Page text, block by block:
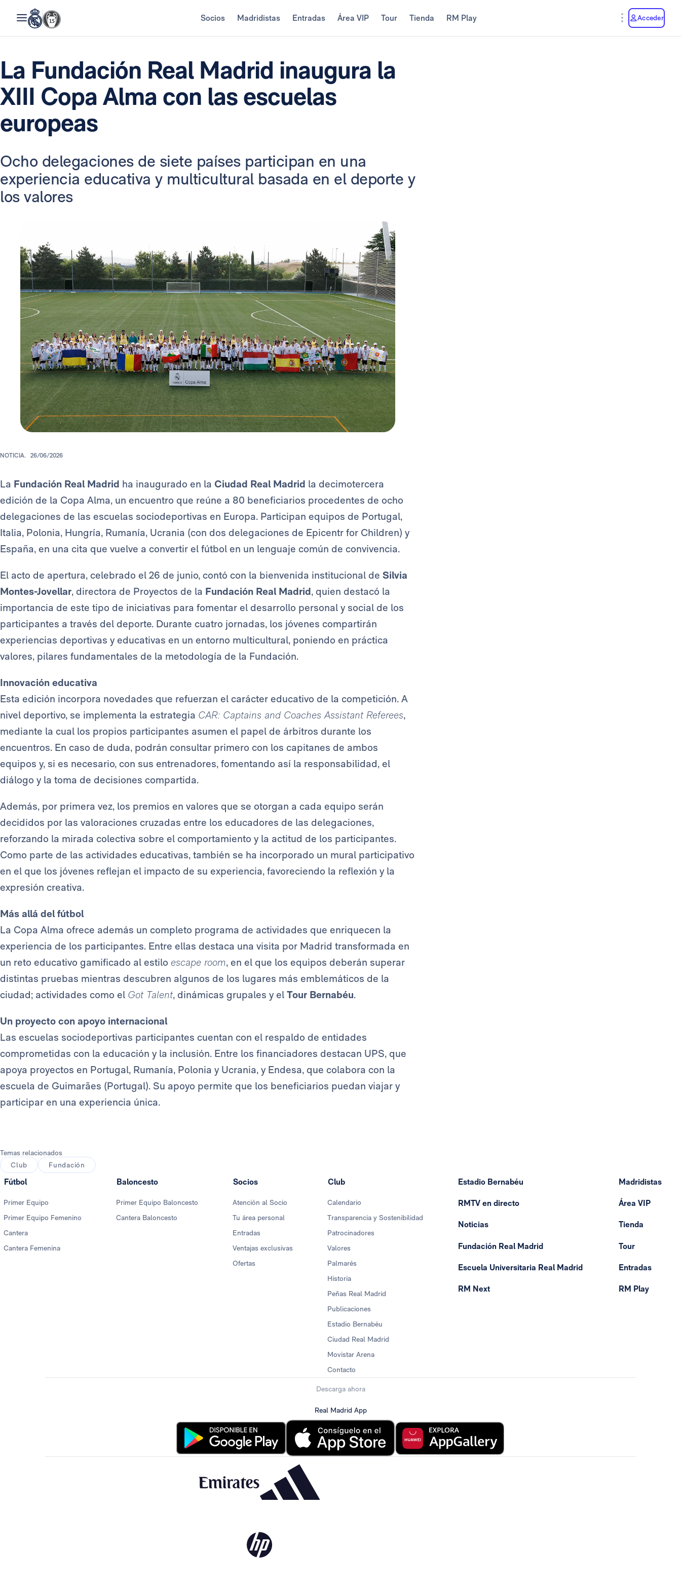
Socios Madridistas Entradas Área VIP Tour Tienda RM Play Acceder
La Fundación Real Madrid inaugura la
XIII Copa Alma con las escuelas
europeas
Ocho delegaciones de siete países participan en una
experiencia educativa y multicultural basada en el deporte y
los valores
NOTICIA. 26/06/2026
La Fundación Real Madrid ha inaugurado en la Ciudad Real Madrid la decimotercera
edición de la Copa Alma, un encuentro que reúne a 80 beneficiarios procedentes de ocho
delegaciones de las escuelas sociodeportivas en Europa. Participan equipos de Portugal,
Italia, Polonia, Hungría, Rumanía, Ucrania (con dos delegaciones de Epicentr for Children) y
España, en una cita que vuelve a convertir el fútbol en un lenguaje común de convivencia.
El acto de apertura, celebrado el 26 de junio, contó con la bienvenida institucional de Silvia
Montes-Jovellar, directora de Proyectos de la Fundación Real Madrid, quien destacó la
importancia de este tipo de iniciativas para fomentar el desarrollo personal y social de los
participantes a través del deporte. Durante cuatro jornadas, los jóvenes compartirán
experiencias deportivas y educativas en un entorno multicultural, poniendo en práctica
valores, pilares fundamentales de la metodología de la Fundación.
Innovación educativa
Esta edición incorpora novedades que refuerzan el carácter educativo de la competición. A
nivel deportivo, se implementa la estrategia CAR: Captains and Coaches Assistant Referees,
mediante la cual los propios participantes asumen el papel de árbitros durante los
encuentros. En caso de duda, podrán consultar primero con los capitanes de ambos
equipos y, si es necesario, con sus entrenadores, fomentando así la responsabilidad, el
diálogo y la toma de decisiones compartida.
Además, por primera vez, los premios en valores que se otorgan a cada equipo serán
decididos por las valoraciones cruzadas entre los educadores de las delegaciones,
reforzando la mirada colectiva sobre el comportamiento y la actitud de los participantes.
Como parte de las actividades educativas, también se ha incorporado un mural participativo
en el que los jóvenes reflejan el impacto de su experiencia, favoreciendo la reflexión y la
expresión creativa.
Más allá del fútbol
La Copa Alma ofrece además un completo programa de actividades que enriquecen la
experiencia de los participantes. Entre ellas destaca una visita por Madrid transformada en
un reto educativo gamificado al estilo escape room, en el que los equipos deberán superar
distintas pruebas mientras descubren algunos de los lugares más emblemáticos de la
ciudad; actividades como el Got Talent, dinámicas grupales y el Tour Bernabéu.
Un proyecto con apoyo internacional
Las escuelas sociodeportivas participantes cuentan con el respaldo de entidades
comprometidas con la educación y la inclusión. Entre los financiadores destacan UPS, que
apoya proyectos en Portugal, Rumanía, Polonia y Ucrania, y Endesa, que colabora con la
escuela de Guimarães (Portugal). Su apoyo permite que los beneficiarios puedan viajar y
participar en una experiencia única.
Temas relacionados
Club
Fundación
Fútbol
Primer Equipo
Primer Equipo Femenino
Cantera
Cantera Femenina
Baloncesto
Primer Equipo Baloncesto
Cantera Baloncesto
Socios
Atención al Socio
Tu área personal
Entradas
Ventajas exclusivas
Ofertas
Club
Calendario
Transparencia y Sostenibilidad
Patrocinadores
Valores
Palmarés
Historia
Peñas Real Madrid
Publicaciones
Estadio Bernabéu
Ciudad Real Madrid
Movistar Arena
Contacto
Estadio Bernabéu
RMTV en directo
Noticias
Fundación Real Madrid
Escuela Universitaria Real Madrid
RM Next
Madridistas
Área VIP
Tienda
Tour
Entradas
RM Play
Descarga ahora
Real Madrid App